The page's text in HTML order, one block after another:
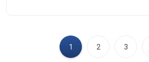
1 2 3